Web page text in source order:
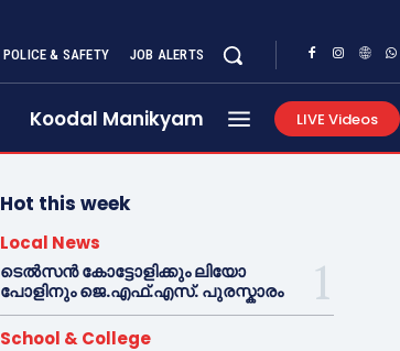
POLICE & SAFETY JOB ALERTS
Koodal Manikyam LIVE Videos
Hot this week
Local News
ടെൽസൻ കോട്ടോളിക്കും ലിയോ
പോളിനും ജെ.എഫ്.എസ്. പുരസ്കാരം
School & College